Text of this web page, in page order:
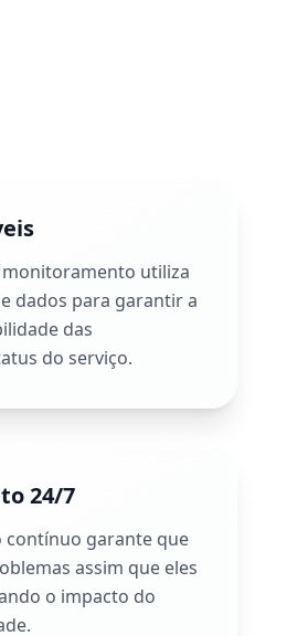
monitoramento utiliza
dados para garantir a
das
do serviço.
24/7
garante que
assim que eles
o impacto do